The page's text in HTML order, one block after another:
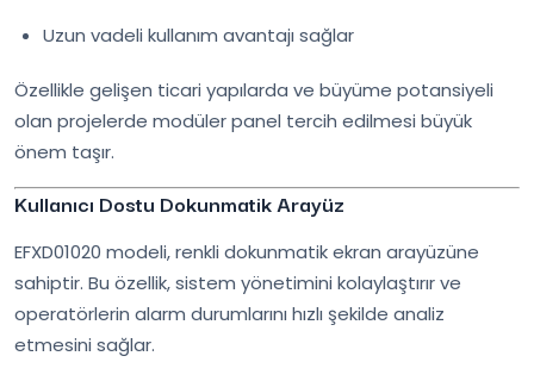
Uzun vadeli kullanım avantajı sağlar
Özellikle gelişen ticari yapılarda ve büyüme potansiyeli
olan projelerde modüler panel tercih edilmesi büyük
önem taşır.
Kullanıcı Dostu Dokunmatik Arayüz
EFXD01020 modeli, renkli dokunmatik ekran arayüzüne
sahiptir. Bu özellik, sistem yönetimini kolaylaştırır ve
operatörlerin alarm durumlarını hızlı şekilde analiz
etmesini sağlar.